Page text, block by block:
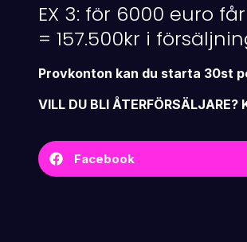
EX 3: för 6000 euro
= 157.500kr i
Provkonton kan du starta 30st
VILL DU BLI ÅTERFÖRSÄLJARE?
Facebook